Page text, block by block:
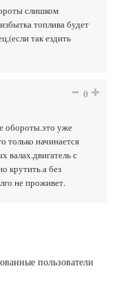
слишком
топлива будет
так ездить
0
обороты.это уже
только начинается
валах.двигатель с
крутить.а без
не проживет.
пользователи